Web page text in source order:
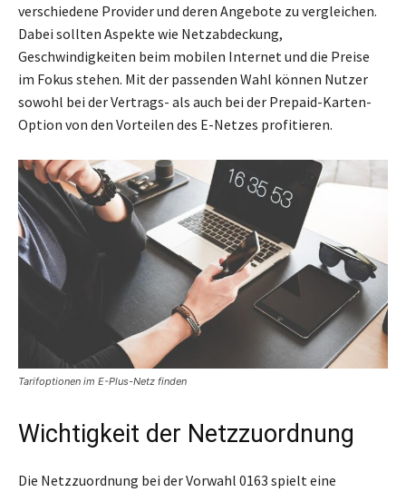
verschiedene Provider und deren Angebote zu vergleichen.
Dabei sollten Aspekte wie Netzabdeckung,
Geschwindigkeiten beim mobilen Internet und die Preise
im Fokus stehen. Mit der passenden Wahl können Nutzer
sowohl bei der Vertrags- als auch bei der Prepaid-Karten-
Option von den Vorteilen des E-Netzes profitieren.
Tarifoptionen im E-Plus-Netz finden
Wichtigkeit der Netzzuordnung
Die Netzzuordnung bei der Vorwahl 0163 spielt eine